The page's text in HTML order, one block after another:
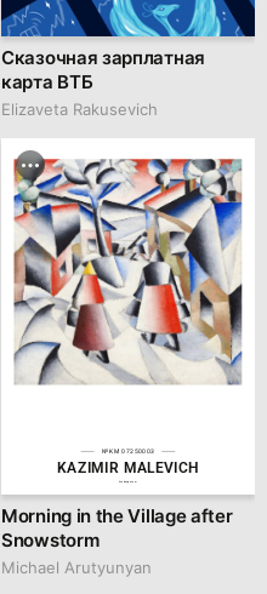
Сказочная зарплатная
карта ВТБ
Elizaveta Rakusevich
№KM 07250003
KAZIMIR MALEVICH
Morning in the Village after
Snowstorm
Michael Arutyunyan